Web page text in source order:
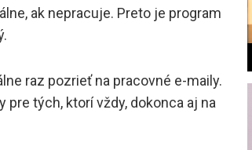
ak nepracuje. Preto je program
raz pozrieť na pracovné e-maily.
tých, ktorí vždy, dokonca aj na
s